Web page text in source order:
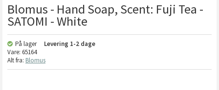
Blomus - Hand Soap, Scent: Fuji Tea -
SATOMI - White
På lager Levering 1-2 dage
Vare: 65164
Alt fra: Blomus